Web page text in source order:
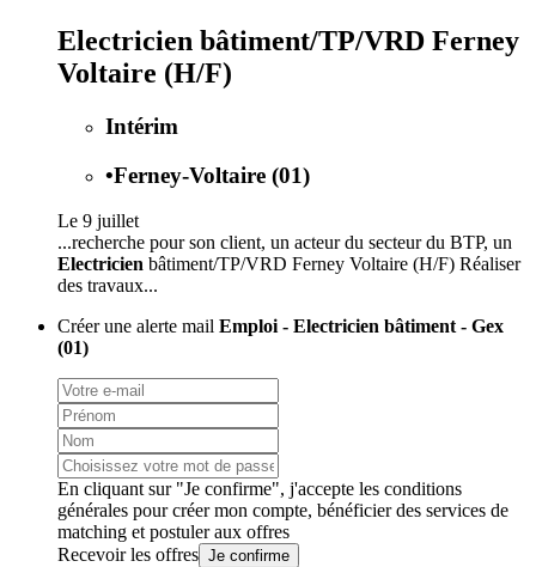
Electricien bâtiment/TP/VRD Ferney
Voltaire (H/F)
Intérim
•Ferney-Voltaire (01)
Le 9 juillet
...recherche pour son client, un acteur du secteur du BTP, un
Electricien bâtiment/TP/VRD Ferney Voltaire (H/F) Réaliser
des travaux...
Créer une alerte mail Emploi - Electricien bâtiment - Gex
(01)
En cliquant sur "Je confirme", j'accepte les conditions
générales pour créer mon compte, bénéficier des services de
matching et postuler aux offres
Recevoir les offres Je confirme